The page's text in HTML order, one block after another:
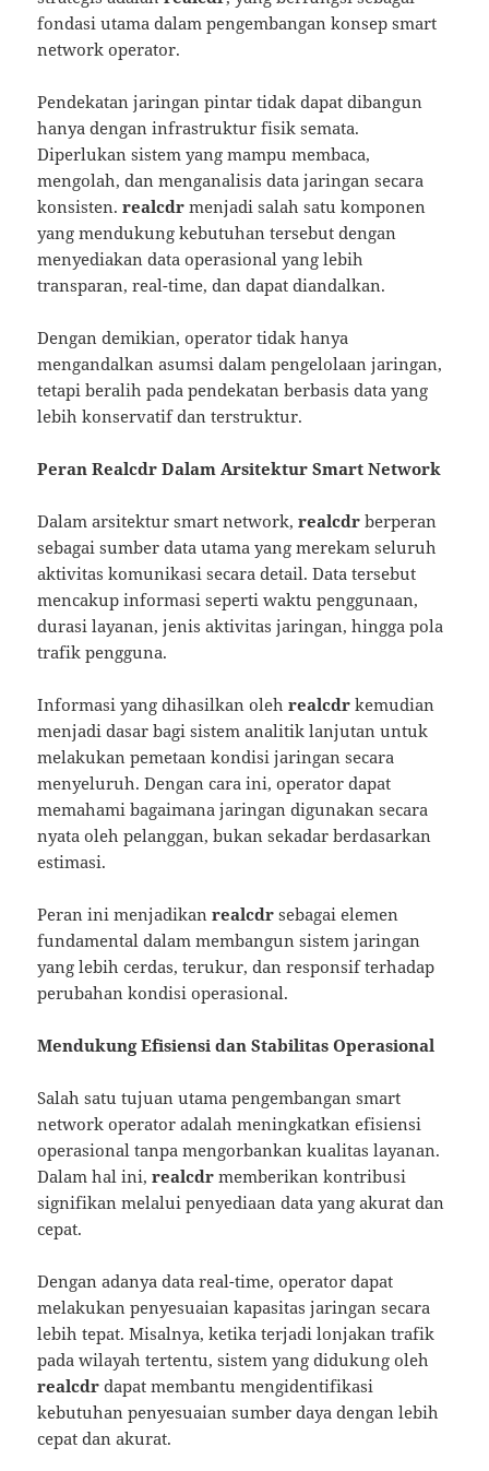
fondasi utama dalam pengembangan konsep smart
network operator.
Pendekatan jaringan pintar tidak dapat dibangun
hanya dengan infrastruktur fisik semata.
Diperlukan sistem yang mampu membaca,
mengolah, dan menganalisis data jaringan secara
konsisten.realcdr menjadi salah satu komponen
yang mendukung kebutuhan tersebut dengan
menyediakan data operasional yang lebih
transparan, real-time, dan dapat diandalkan.
Dengan demikian, operator tidak hanya
mengandalkan asumsi dalam pengelolaan jaringan,
tetapi beralih pada pendekatan berbasis data yang
lebih konservatif dan terstruktur.
Peran Realcdr Dalam Arsitektur Smart Network
Dalam arsitektur smart network,realcdr berperan
sebagai sumber data utama yang merekam seluruh
aktivitas komunikasi secara detail. Data tersebut
mencakup informasi seperti waktu penggunaan,
durasi layanan, jenis aktivitas jaringan, hingga pola
trafik pengguna.
Informasi yang dihasilkan olehrealcdr kemudian
menjadi dasar bagi sistem analitik lanjutan untuk
melakukan pemetaan kondisi jaringan secara
menyeluruh. Dengan cara ini, operator dapat
memahami bagaimana jaringan digunakan secara
nyata oleh pelanggan, bukan sekadar berdasarkan
estimasi.
Peran ini menjadikanrealcdr sebagai elemen
fundamental dalam membangun sistem jaringan
yang lebih cerdas, terukur, dan responsif terhadap
perubahan kondisi operasional.
Mendukung Efisiensi dan Stabilitas Operasional
Salah satu tujuan utama pengembangan smart
network operator adalah meningkatkan efisiensi
operasional tanpa mengorbankan kualitas layanan.
Dalam hal ini,realcdr memberikan kontribusi
signifikan melalui penyediaan data yang akurat dan
cepat.
Dengan adanya data real-time, operator dapat
melakukan penyesuaian kapasitas jaringan secara
lebih tepat. Misalnya, ketika terjadi lonjakan trafik
pada wilayah tertentu, sistem yang didukung oleh
realcdr dapat membantu mengidentifikasi
kebutuhan penyesuaian sumber daya dengan lebih
cepat dan akurat.